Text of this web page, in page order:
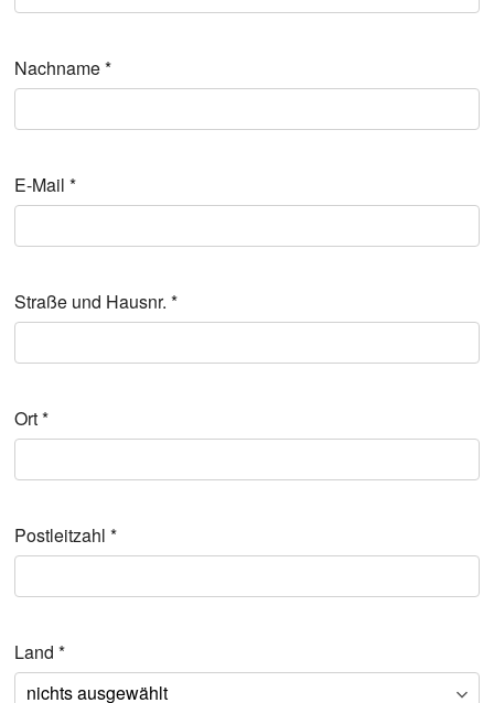
Nachname*
E-Mail *
Straße und Hausnr. *
Ort*
Postleitzahl *
Land *